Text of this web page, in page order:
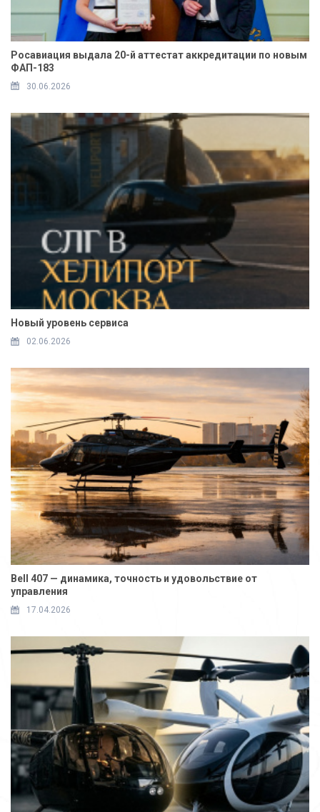
Росавиация выдала 20-й аттестат аккредитации по новым
ФАП-183
30.06.2026
Новый уровень сервиса
02.06.2026
Bell 407 — динамика, точность и удовольствие от
управления
17.04.2026